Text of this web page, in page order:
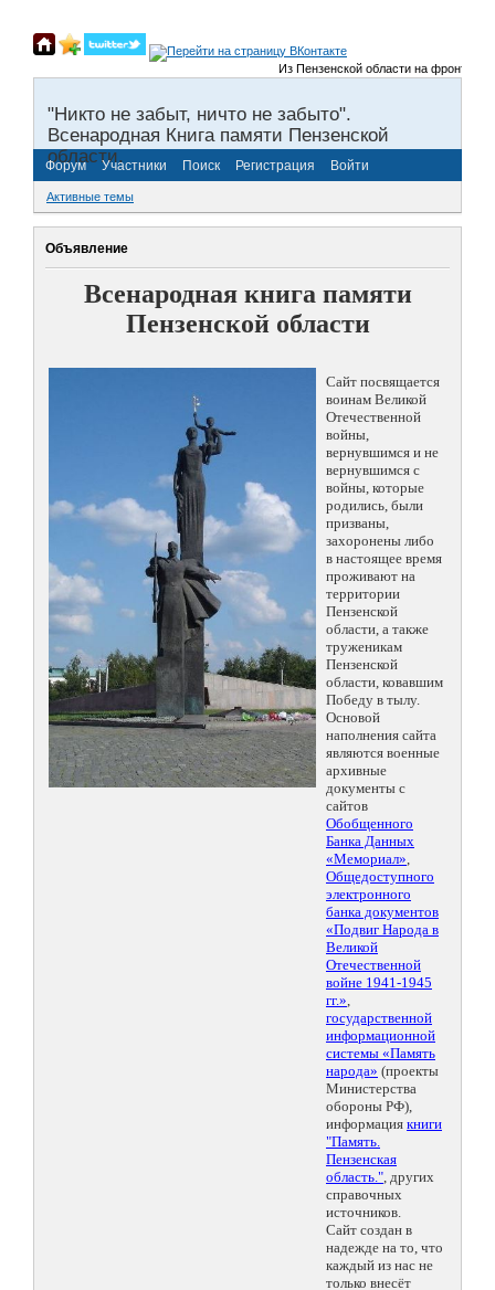
Из Пензенской области на фронты
"Никто не забыт, ничто не забыто".
Всенародная Книга памяти Пензенской
области.
Форум Участники Поиск Регистрация Войти
Активные темы
Объявление
Всенародная книга памяти
Пензенской области
Сайт посвящается
воинам Великой
Отечественной
войны,
вернувшимся и не
вернувшимся с
войны, которые
родились, были
призваны,
захоронены либо
в настоящее время
проживают на
территории
Пензенской
области, а также
труженикам
Пензенской
области, ковавшим
Победу в тылу.
Основой
наполнения сайта
являются военные
архивные
документы с
сайтов
Обобщенного
Банка Данных
«Мемориал»,
Общедоступного
электронного
банка документов
«Подвиг Народа в
Великой
Отечественной
войне 1941-1945
гг.»,
государственной
информационной
системы «Память
народа» (проекты
Министерства
обороны РФ),
информация книги
"Память.
Пензенская
область.", других
справочных
источников.
Сайт создан в
надежде на то, что
каждый из нас не
только внесёт